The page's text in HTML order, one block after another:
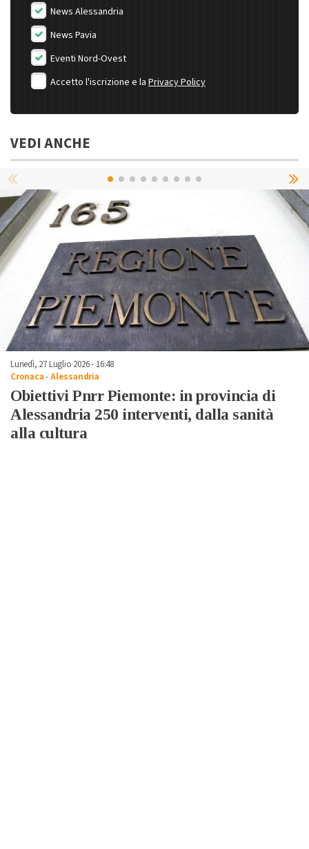
News Alessandria
News Pavia
Eventi Nord-Ovest
Accetto l'iscrizione e la Privacy Policy
VEDI ANCHE
Lunedì, 27 Luglio 2026 - 16:48
Cronaca-Alessandria
Obiettivi Pnrr Piemonte: in provincia di
Alessandria 250 interventi, dalla sanità
alla cultura